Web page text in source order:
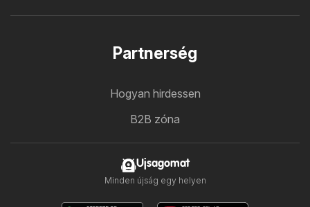
Partnerség
Hogyan hirdessen
B2B zóna
Ujsagomat
Minden újság egy helyen